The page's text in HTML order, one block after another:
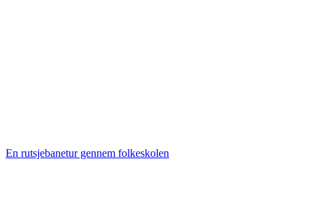
En rutsjebanetur gennem folkeskolen